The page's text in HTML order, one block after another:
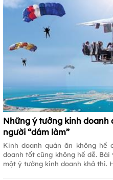
Những ý tưởng kinh doanh
người “dám làm”
Kinh doanh quán ăn không hề
doanh tốt cũng không hề dễ.
một ý tưởng kinh doanh khả thi.